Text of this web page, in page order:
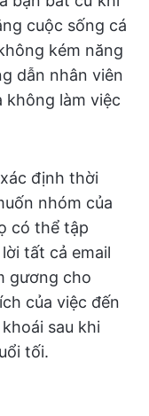
cuộc sống cá
kém năng
dẫn nhân viên
không làm việc
định thời
nhóm của
có thể tập
tất cả email
gương cho
của việc đến
sau khi
tối.